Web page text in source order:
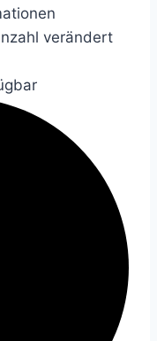
verändert